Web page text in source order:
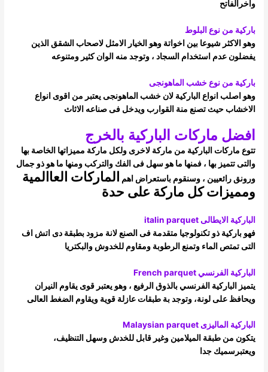
واخر الفاتح
باركية من نوع البلوط
وهو الاكثر شيوعا بين اخواتة وهو الخيار الامثل لاصحاب الشقق الذين
يفضلون عدم استخدام السجاد ، وتوجد منه الوان كثير ومتنوعه
باركية من نوع خشب الماهونجى
وهو اصلب انواع الباركية لان خشب الماهونجى يعتبر من اقوى انواع
الاخشاب حيث تصنع منة القوارب ويدخل فى صناعه الاثاث
افضل ماركات الباركية بالخرج
تتوع ماركات الباركية من ماركة لاخرى ولكل ماركة مميزاتها الخاصة بها
والتى تتميز بها ، فمنها ما هو سهل فى الفك والتركب ومنها ما هو ذو جمال
ورونق رائعيين ، وسنقوم باستعراض اهم الماركات العاالمية
ومميزات كل ماركة على حدة
الباركية الايطالى italin parquet
فهو باركية ذو تكنولوجيا متقدمة فى الصنع لانة مزود بطبقة دى اتش اف
التى تمتص الماء وتمنع الرطوبة ومقاوم للخدوش والبكتريا
الباركية الفرنسي French parquet
يتميز الباركية الفرنسي بالذوق الرفيع ، وهو يعتبر قوى يقاوم النيران
ويحافظ على لونة، وتوجد بة طبقات عازلة قوية ويقاوم الضغط العالى
الباركية الماليزى Malaysian parquet
يتكون من طبقة الميلامين وغير قابل للخدش وسهل التنظيف،
ويعتبرسميك جدا